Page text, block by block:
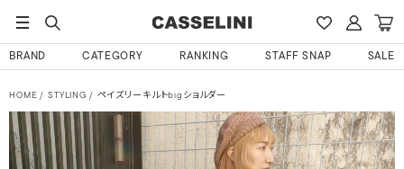
BRAND CATEGORY RANKING STAFF SNAP SALE
HOME STYLING ペイズリーキルトbigショルダー